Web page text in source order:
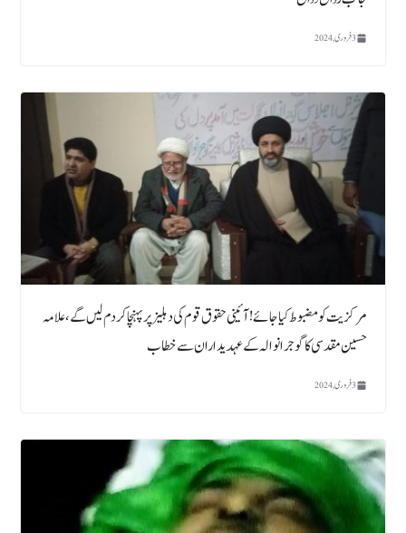
3 فروری, 2024
مرکزیت کو مضبوط کیا جائے!آئینی حقوق قوم کی دہلیز پر پہنچا کر دم لیں گے ، علامہ
حسین مقدسی کا گوجرانوالہ کے عہدیداران سے خطاب
3 فروری, 2024